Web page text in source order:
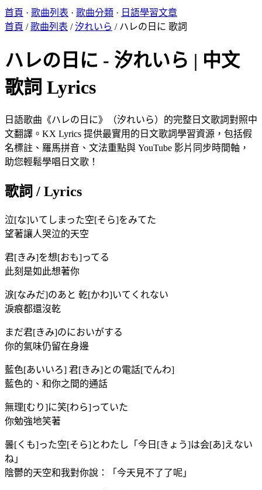
首頁 · 歌曲列表 · 歌曲分類 · 日語學習文章
首頁 /歌曲列表 /汐れいら / ハレの日に 歌詞
ハレの日に - 汐れいら | 中文
歌詞 Lyrics
日語歌曲《ハレの日に》（汐れいら）的完整日文歌詞對照中
文翻譯。KX Lyrics 提供最實用的日文歌詞學習資源，包括假
名標註、羅馬拼音、文法重點與 YouTube 影片同步時間軸，
助您輕鬆學唱日文歌！
歌詞 / Lyrics
泣[な]いてしまった空[そら]をみてた
望著讓人哭泣的天空
君[きみ]を想[おも]ってる
此刻是如此想著你
涙[なみだ]のあと 乾[かわ]いてくれない
淚痕都還沒乾
まだ君[きみ]のにおいがする
你的氣味仍留在身邊
藍色[あいいろ] 君[きみ]との電話[でんわ]
藍色的、和你之間的通話
無理[むり]に笑[わら]っていた
你勉強地笑著
曇[くも]った空[そら]とわたし「今日[きょう]は会[あ]えない
ね」
陰鬱的天空和我對你說：「今天見不了了呢」